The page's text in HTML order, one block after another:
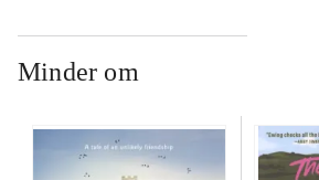
Minder om